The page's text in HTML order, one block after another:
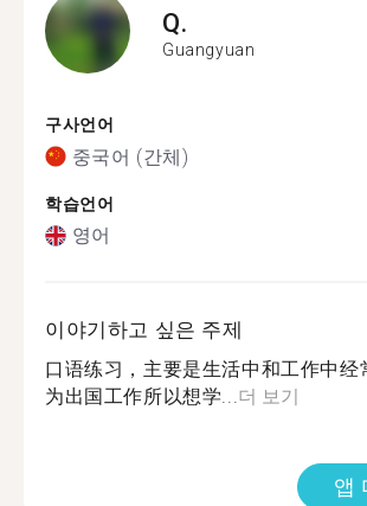
Q.
Guangyuan
구사언어
중국어 (간체)
학습언어
영어
이야기하고 싶은 주제
口语练习，主要是生活中和工作中经
为出国工作所以想学...더 보기
앱